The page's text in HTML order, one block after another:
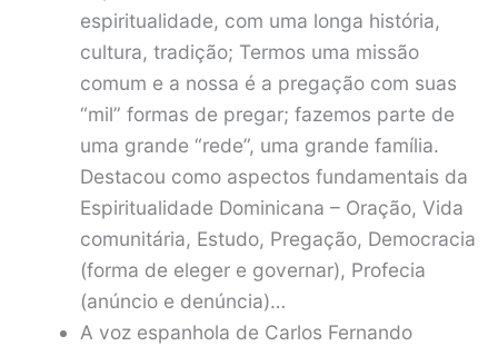
espiritualidade, com uma longa história,
cultura, tradição; Termos uma missão
comum e a nossa é a pregação com suas
“mil” formas de pregar; fazemos parte de
uma grande “rede”, uma grande família.
Destacou como aspectos fundamentais da
Espiritualidade Dominicana – Oração, Vida
comunitária, Estudo, Pregação, Democracia
(forma de eleger e governar), Profecia
(anúncio e denúncia)…
A voz espanhola de Carlos Fernando